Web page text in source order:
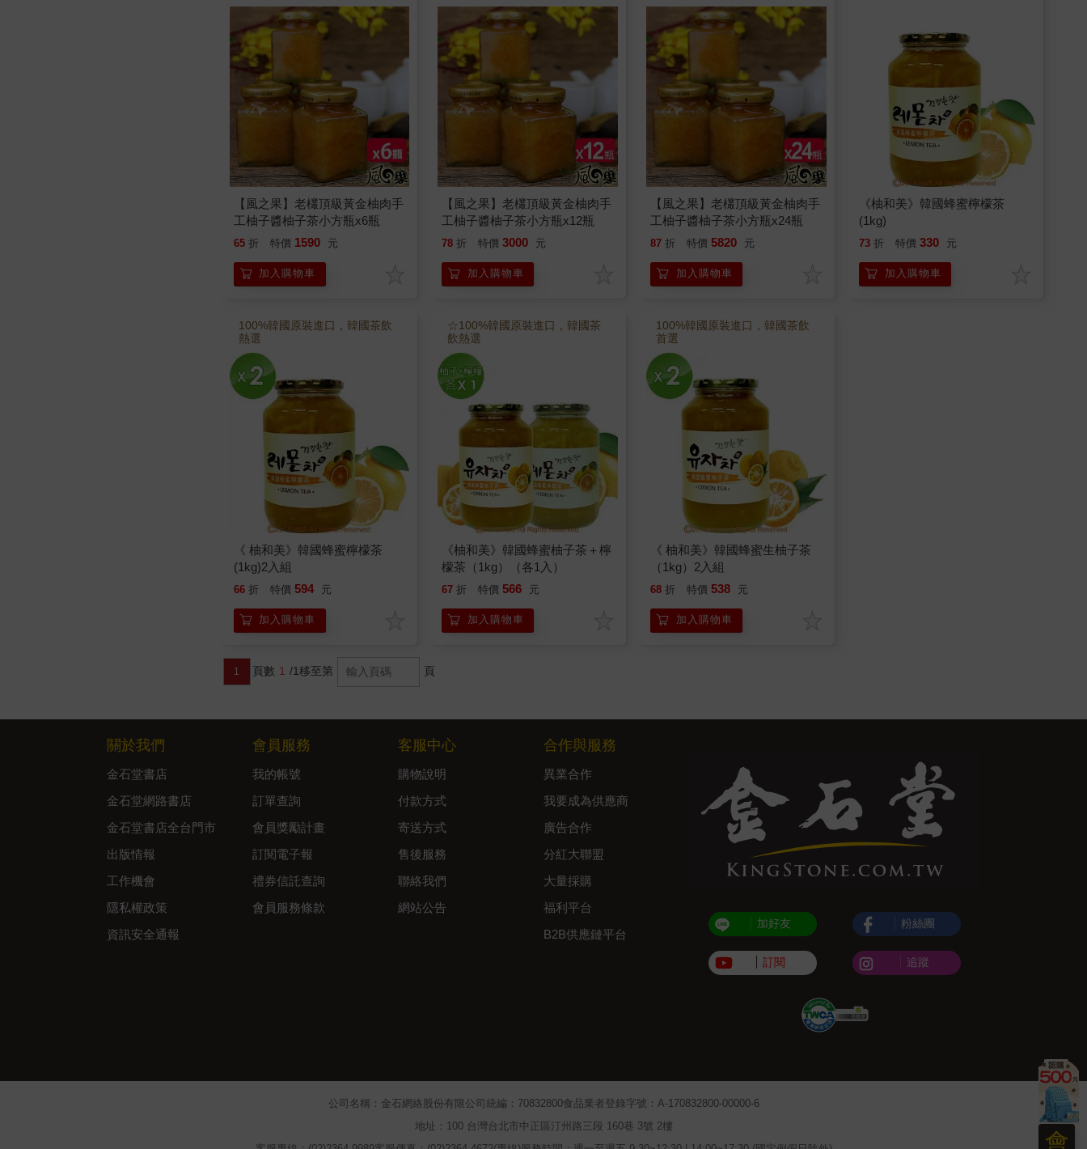
【風之果】老欉頂級黃金柚肉手
工柚子醬柚子茶小方瓶x6瓶
65 折 特價 1590 元
加入購物車
【風之果】老欉頂級黃金柚肉手
工柚子醬柚子茶小方瓶x12瓶
78 折 特價 3000 元
加入購物車
【風之果】老欉頂級黃金柚肉手
工柚子醬柚子茶小方瓶x24瓶
87 折 特價 5820 元
加入購物車
《柚和美》韓國蜂蜜檸檬茶
(1kg)
73 折 特價 330 元
加入購物車
100%韓國原裝進口，韓國茶飲
熱選
《 柚和美》韓國蜂蜜檸檬茶
(1kg)2入組
66 折 特價 594 元
加入購物車
☆100%韓國原裝進口，韓國茶
飲熱選
《柚和美》韓國蜂蜜柚子茶＋檸
檬茶（1kg）（各1入）
67 折 特價 566 元
加入購物車
100%韓國原裝進口，韓國茶飲
首選
《 柚和美》韓國蜂蜜生柚子茶
（1kg）2入組
68 折 特價 538 元
加入購物車
1 頁數 1 /1移至第 頁
會
關於我們
金石堂書店
金石堂網路書店
金石堂書店全台門市
出版情報
工作機會
隱私權政策
資訊安全通報
會員服務
我的帳號
訂單查詢
會員獎勵計畫
訂閱電子報
禮券信託查詢
會員服務條款
客服中心
購物說明
付款方式
寄送方式
售後服務
聯絡我們
網站公告
合作與服務
異業合作
我要成為供應商
廣告合作
分紅大聯盟
大量採購
福利平台
B2B供應鏈平台
加好友
訂閱
粉絲團
追蹤
公司名稱：金石網絡股份有限公司 統編：70832800食品業者登錄字號：A-170832800-00000-6
地址：100 台灣台北市中正區汀州路三段 160巷 3號 2樓